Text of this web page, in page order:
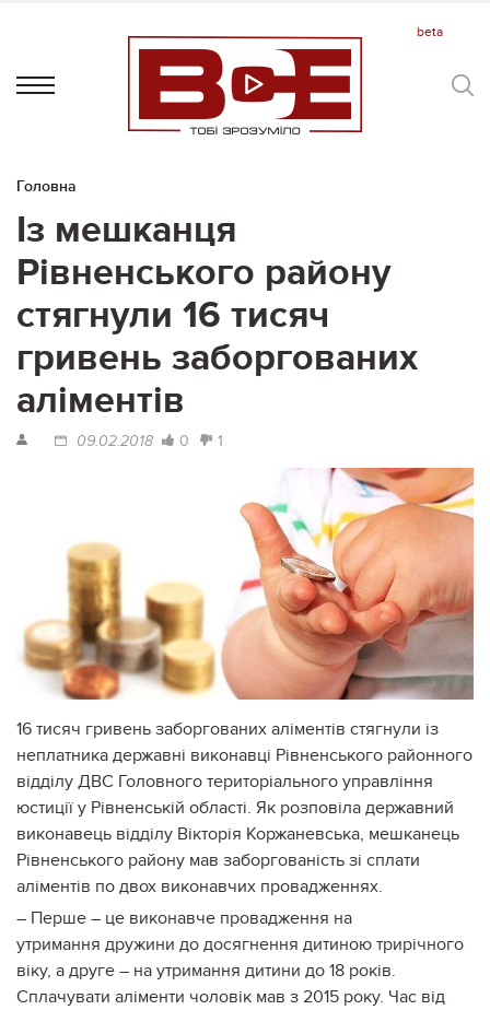
Головна
Із мешканця
Рівненського району
стягнули 16 тисяч
гривень заборгованих
аліментів
09.02.2018 0 1
16 тисяч гривень заборгованих аліментів стягнули із
неплатника державні виконавці Рівненського районного
відділу ДВС Головного територіального управління
юстиції у Рівненській області. Як розповіла державний
виконавець відділу Вікторія Коржаневська, мешканець
Рівненського району мав заборгованість зі сплати
аліментів по двох виконавчих провадженнях.
– Перше – це виконавче провадження на
утримання дружини до досягнення дитиною трирічного
віку, а друге – на утримання дитини до 18 років.
Сплачувати аліменти чоловік мав з 2015 року. Час від